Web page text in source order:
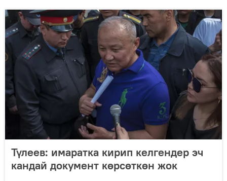
Түлеев: имаратка кирип келгендер эч
кандай документ көрсөткөн жок